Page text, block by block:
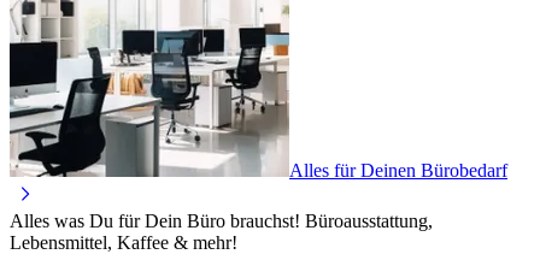
Alles für Deinen Bürobedarf
Alles was Du für Dein Büro brauchst! Büroausstattung,
Lebensmittel, Kaffee & mehr!